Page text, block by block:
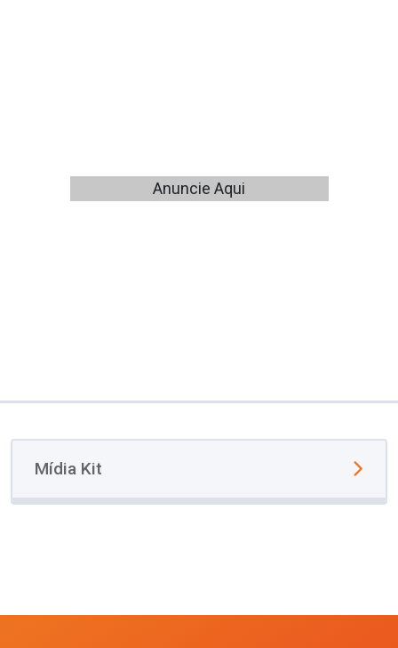
Anuncie Aqui
Mídia Kit